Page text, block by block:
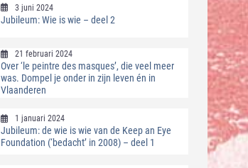
3 juni 2024
Jubileum: Wie is wie – deel 2
21 februari 2024
Over ‘le peintre des masques’, die veel meer
was. Dompel je onder in zijn leven én in
Vlaanderen
1 januari 2024
Jubileum: de wie is wie van de Keep an Eye
Foundation (‘bedacht’ in 2008) – deel 1